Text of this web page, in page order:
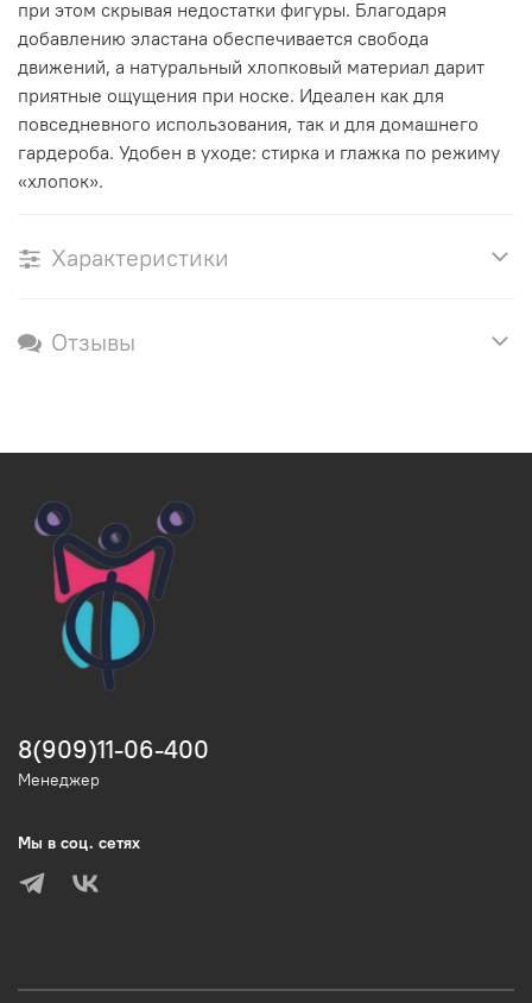
при этом скрывая недостатки фигуры. Благодаря
добавлению эластана обеспечивается свобода
движений, а натуральный хлопковый материал дарит
приятные ощущения при носке. Идеален как для
повседневного использования, так и для домашнего
гардероба. Удобен в уходе: стирка и глажка по режиму
«хлопок».
Характеристики
Отзывы
8(909)11-06-400
Менеджер
Мы в соц. сетях